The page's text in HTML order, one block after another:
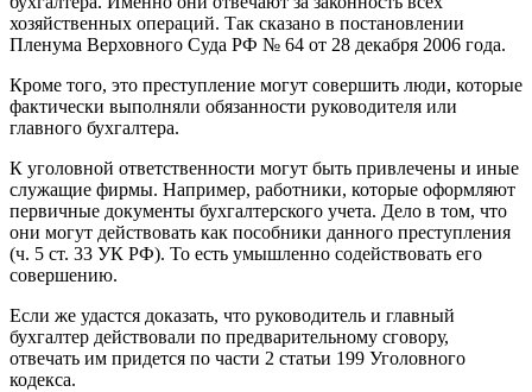
хозяйственных операций. Так сказано в постановлении
Пленума Верховного Суда РФ № 64 от 28 декабря 2006 года.
Кроме того, это преступление могут совершить люди, которые
фактически выполняли обязанности руководителя или
главного бухгалтера.
К уголовной ответственности могут быть привлечены и иные
служащие фирмы. Например, работники, которые оформляют
первичные документы бухгалтерского учета. Дело в том, что
они могут действовать как пособники данного преступления
(ч. 5 ст. 33 УК РФ). То есть умышленно содействовать его
совершению.
Если же удастся доказать, что руководитель и главный
бухгалтер действовали по предварительному сговору,
отвечать им придется по части 2 статьи 199 Уголовного
кодекса.